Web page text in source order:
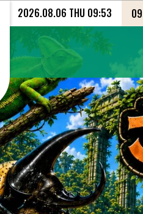
2026.08.06 THU 09:53